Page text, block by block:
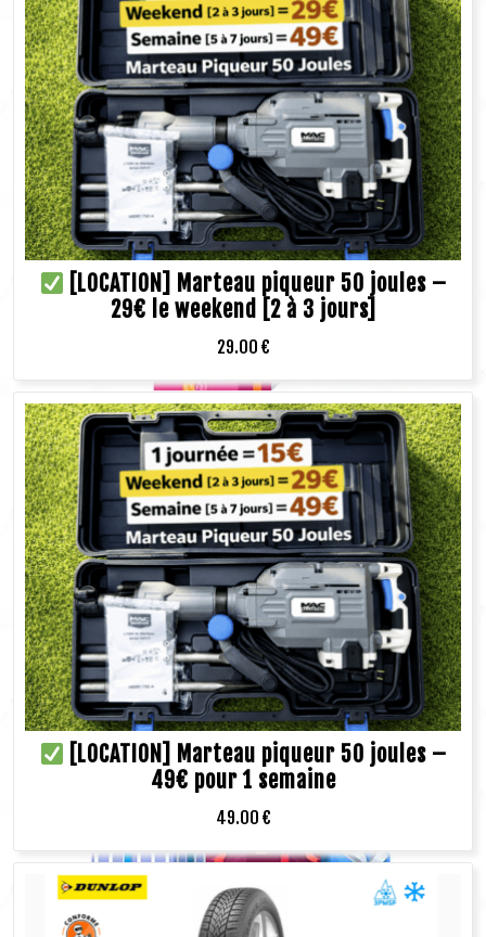
[LOCATION] Marteau piqueur 50 joules –
29€ le weekend [2 à 3 jours]
29.00 €
[LOCATION] Marteau piqueur 50 joules –
49€ pour 1 semaine
49.00 €